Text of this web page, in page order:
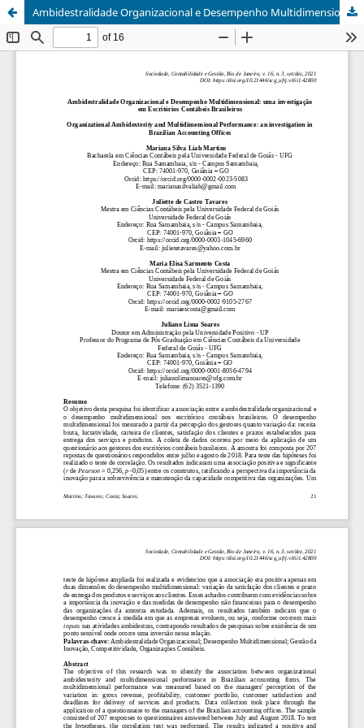
Ambidestralidade Organizacional e Desempenho Multidimensional: uma investigação em Escritórios Contábeis Brasileiros